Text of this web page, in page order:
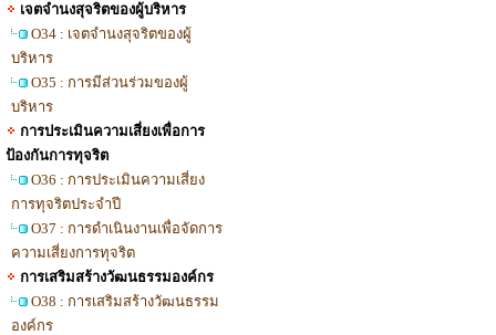
เจตจำนงสุจริตของผู้บริหาร
O34 : เจตจำนงสุจริตของผู้
บริหาร
O35 : การมีส่วนร่วมของผู้
บริหาร
การประเมินความเสี่ยงเพื่อการ
ป้องกันการทุจริต
O36 : การประเมินความเสี่ยง
การทุจริตประจำปี
O37 : การดำเนินงานเพื่อจัดการ
ความเสี่ยงการทุจริต
การเสริมสร้างวัฒนธรรมองค์กร
O38 : การเสริมสร้างวัฒนธรรม
องค์กร